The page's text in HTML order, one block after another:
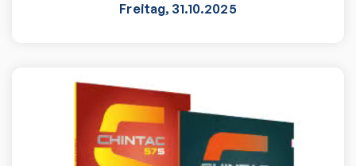
Freitag, 31.10.2025